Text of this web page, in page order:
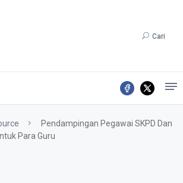
Cari
Pendampingan Pegawai SKPD Dan
Para Guru